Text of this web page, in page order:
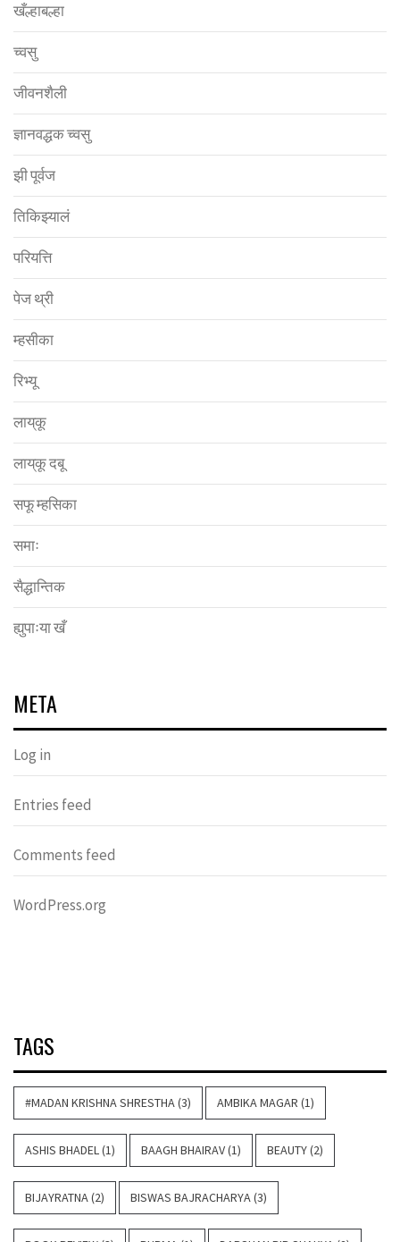
खँल्हाबल्हा
च्वसु
जीवनशैली
ज्ञानवद्धक च्वसु
झी पूर्वज
तिकिझ्यालं
परियत्ति
पेज थ्री
म्हसीका
रिभ्यू
लाय्‌कू
लाय्‌कू दबू
सफू म्हसिका
समाः
सैद्धान्तिक
ह्युपाःया खँ
META
Log in
Entries feed
Comments feed
WordPress.org
TAGS
#MADAN KRISHNA SHRESTHA(3) AMBIKA MAGAR (1)
ASHIS BHADEL(1) BAAGH BHAIRAV(1) BEAUTY(2)
BIJAYRATNA(2) BISWAS BAJRACHARYA(3)